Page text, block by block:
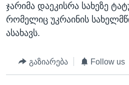
ჯარიმა დაეკისრა სახეზე
რომელიც უკრაინის
ასახავს.
გაზიარება Follow us